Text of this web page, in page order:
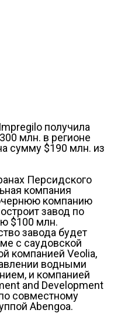
получила
млн. в регионе
сумму $190 млн. из
Персидского
компания
компанию
завод по
$100 млн.
завода будет
с саудовской
компанией Veolia,
водными
и компанией
and Development
совместному
Abengoa.